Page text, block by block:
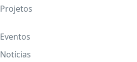
Projetos
Eventos
Notícias